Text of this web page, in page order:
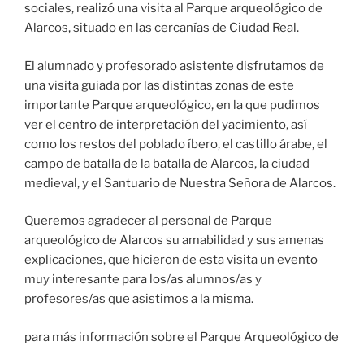
sociales, realizó una visita al Parque arqueológico de
Alarcos, situado en las cercanías de Ciudad Real.
El alumnado y profesorado asistente disfrutamos de
una visita guiada por las distintas zonas de este
importante Parque arqueológico, en la que pudimos
ver el centro de interpretación del yacimiento, así
como los restos del poblado íbero, el castillo árabe, el
campo de batalla de la batalla de Alarcos, la ciudad
medieval, y el Santuario de Nuestra Señora de Alarcos.
Queremos agradecer al personal de Parque
arqueológico de Alarcos su amabilidad y sus amenas
explicaciones, que hicieron de esta visita un evento
muy interesante para los/as alumnos/as y
profesores/as que asistimos a la misma.
para más información sobre el Parque Arqueológico de